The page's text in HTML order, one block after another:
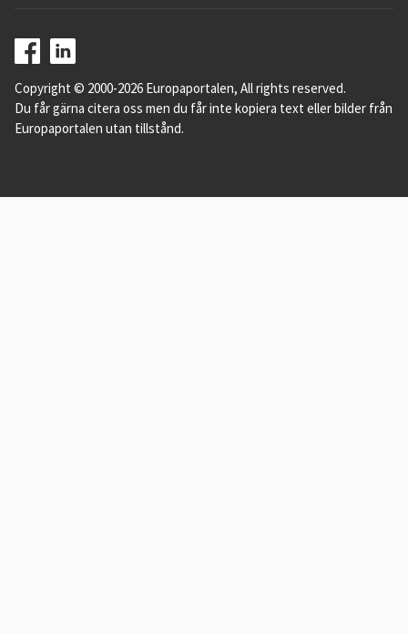
Copyright © 2000-2026 Europaportalen, All rights reserved.
Du får gärna citera oss men du får inte kopiera text eller bilder från
Europaportalen utan tillstånd.